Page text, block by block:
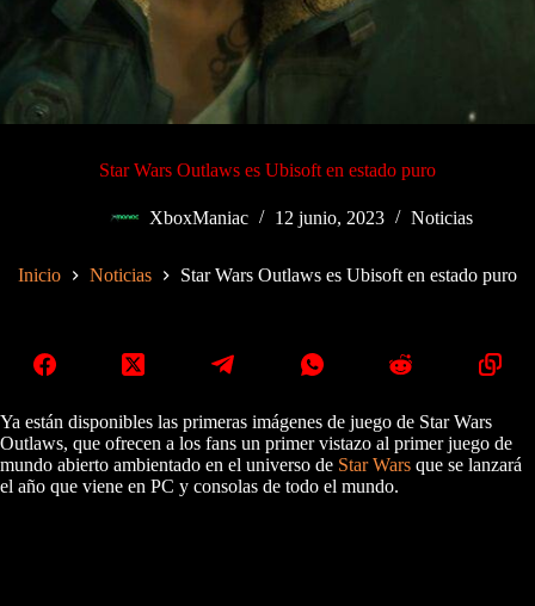
Star Wars Outlaws es Ubisoft en estado puro
XboxManiac 12 junio, 2023 Noticias
Inicio Noticias Star Wars Outlaws es Ubisoft en estado puro
Ya están disponibles las primeras imágenes de juego de Star Wars
Outlaws, que ofrecen a los fans un primer vistazo al primer juego de
mundo abierto ambientado en el universo de Star Wars que se lanzará
el año que viene en PC y consolas de todo el mundo.